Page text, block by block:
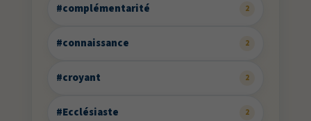
#complémentarité 2
#connaissance 2
#croyant 2
#Ecclésiaste 2